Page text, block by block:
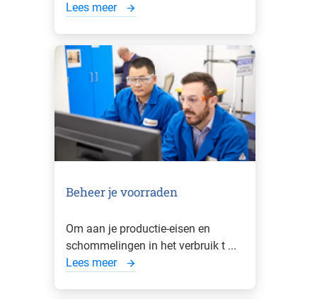
Lees meer
Beheer je voorraden
Om aan je productie-eisen en
schommelingen in het verbruik t ...
Lees meer